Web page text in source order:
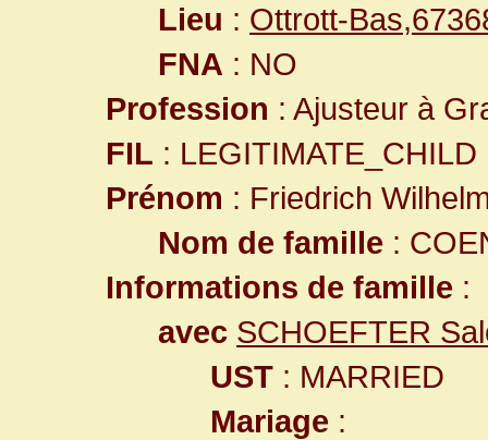
Lieu : Ottrott-
FNA : NO
Profession : Ajusteur à
FIL : LEGITIMATE_CHILD
Prénom : Friedrich
Nom de famille :
Informations de famille :
avec SCHOEFTER
UST : MARRIED
Mariage :